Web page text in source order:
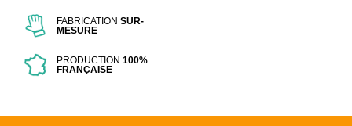
FABRICATIONSUR-
MESURE
PRODUCTION100%
FRANÇAISE